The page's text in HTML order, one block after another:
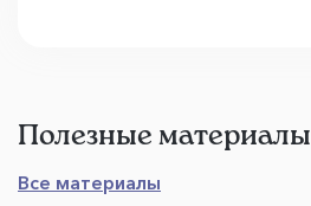
Полезные материалы
Все материалы